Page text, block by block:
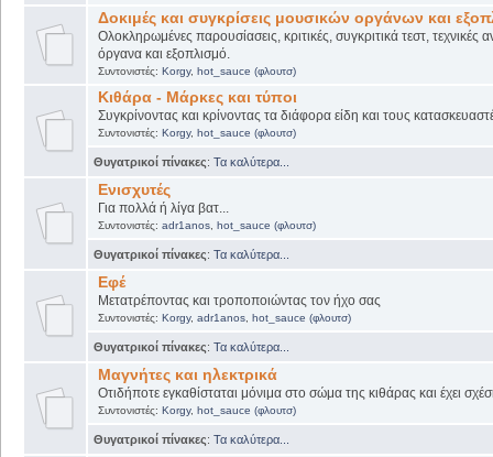
Δοκιμές και συγκρίσεις μουσικών οργάνων και
Ολοκληρωμένες παρουσίασεις, κριτικές, συγκριτικά τεστ, τεχνικές
όργανα και εξοπλισμό.
Συντονιστές: Korgy, hot_sauce (φλουτσ)
Κιθάρα - Μάρκες και τύποι
Συγκρίνοντας και κρίνοντας τα διάφορα είδη και τους
Συντονιστές: Korgy, hot_sauce (φλουτσ)
Θυγατρικοί πίνακες: Τα καλύτερα...
Ενισχυτές
Για πολλά ή λίγα βατ...
Συντονιστές: adr1anos, hot_sauce (φλουτσ)
Θυγατρικοί πίνακες: Τα καλύτερα...
Εφέ
Μετατρέποντας και τροποποιώντας τον ήχο σας
Συντονιστές: Korgy, adr1anos, hot_sauce (φλουτσ)
Θυγατρικοί πίνακες: Τα καλύτερα...
Μαγνήτες και ηλεκτρικά
Οτιδήποτε εγκαθίσταται μόνιμα στο σώμα της κιθάρας και έχει
Συντονιστές: Korgy, hot_sauce (φλουτσ)
Θυγατρικοί πίνακες: Τα καλύτερα...